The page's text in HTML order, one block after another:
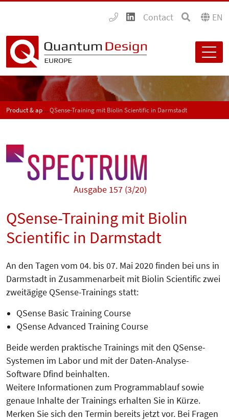
Contact EN
Product & application news - SPECTRUMQSense-Training mit Biolin Scientific in Darmstadt
Ausgabe 157 (3/20)
QSense-Training mit Biolin
Scientific in Darmstadt
An den Tagen vom 04. bis 07. Mai 2020 finden bei uns in
Darmstadt in Zusammenarbeit mit Biolin Scientific zwei
zweitägige QSense-Trainings statt:
QSense Basic Training Course
QSense Advanced Training Course
Beide werden praktische Trainings mit den QSense-
Systemen im Labor und mit der Daten-Analyse-
Software Dfind beinhalten.
Weitere Informationen zum Programmablauf sowie
genaue Inhalte der Trainings erhalten Sie in Kürze.
Merken Sie sich den Termin bereits jetzt vor. Bei Fragen